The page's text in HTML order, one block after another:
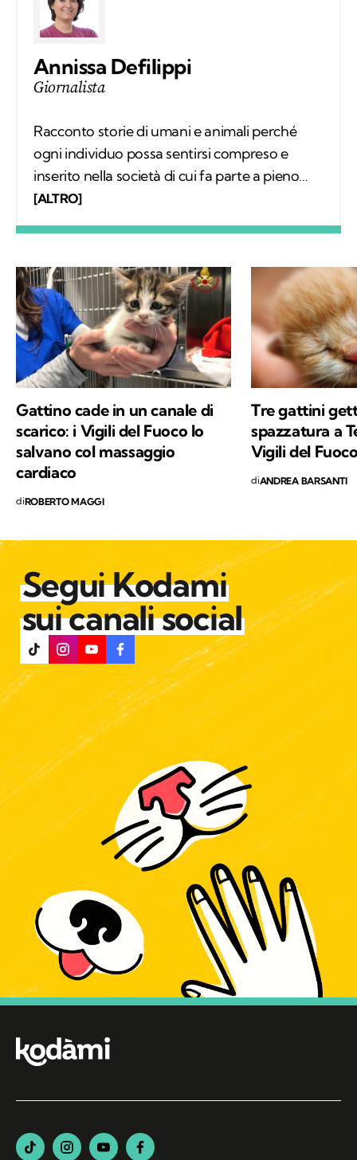
Annissa Defilippi
Giornalista
Racconto storie di umani e animali perché
ogni individuo possa sentirsi compreso e
inserito nella società di cui fa parte a pieno
diritto. Scrivo articoli e realizzo video
possono continuare a vivere.
[ALTRO]
Gattino cade in un canale di
scarico: i Vigili del Fuoco lo
salvano col massaggio
cardiaco
diROBERTO MAGGI
Tre gattini
spazzatura a
Vigili del
diANDREA BARSANTI
Segui Kodami
sui canali social